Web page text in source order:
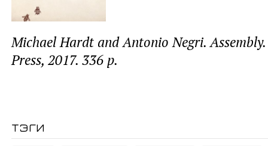
Michael Hardt and Antonio Negri.
Press, 2017. 336 p.
тэги